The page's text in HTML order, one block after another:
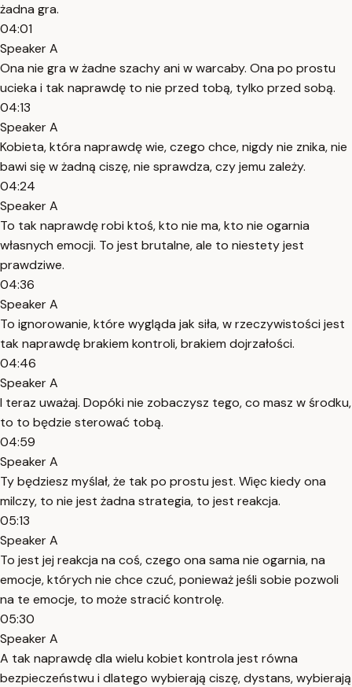
żadna gra.
04:01
Speaker A
Ona nie gra w żadne szachy ani w warcaby. Ona po prostu
ucieka i tak naprawdę to nie przed tobą, tylko przed sobą.
04:13
Speaker A
Kobieta, która naprawdę wie, czego chce, nigdy nie znika, nie
bawi się w żadną ciszę, nie sprawdza, czy jemu zależy.
04:24
Speaker A
To tak naprawdę robi ktoś, kto nie ma, kto nie ogarnia
własnych emocji. To jest brutalne, ale to niestety jest
prawdziwe.
04:36
Speaker A
To ignorowanie, które wygląda jak siła, w rzeczywistości jest
tak naprawdę brakiem kontroli, brakiem dojrzałości.
04:46
Speaker A
I teraz uważaj. Dopóki nie zobaczysz tego, co masz w środku,
to to będzie sterować tobą.
04:59
Speaker A
Ty będziesz myślał, że tak po prostu jest. Więc kiedy ona
milczy, to nie jest żadna strategia, to jest reakcja.
05:13
Speaker A
To jest jej reakcja na coś, czego ona sama nie ogarnia, na
emocje, których nie chce czuć, ponieważ jeśli sobie pozwoli
na te emocje, to może stracić kontrolę.
05:30
Speaker A
A tak naprawdę dla wielu kobiet kontrola jest równa
bezpieczeństwu i dlatego wybierają ciszę, dystans, wybierają